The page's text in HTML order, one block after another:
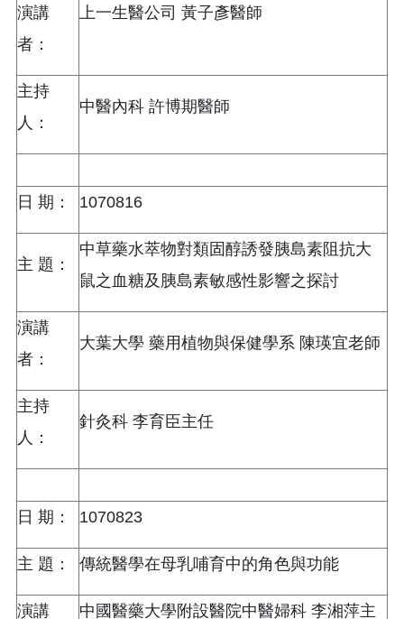
演講
者：
上一生醫公司 黃子彥醫師
主持
人：
中醫內科 許博期醫師
日 期： 1070816
主 題：
中草藥水萃物對類固醇誘發胰島素阻抗大
鼠之血糖及胰島素敏感性影響之探討
演講
者：
大葉大學 藥用植物與保健學系 陳瑛宜老師
主持
人：
針灸科 李育臣主任
日 期： 1070823
主 題： 傳統醫學在母乳哺育中的角色與功能
演講 中國醫藥大學附設醫院中醫婦科 李湘萍主